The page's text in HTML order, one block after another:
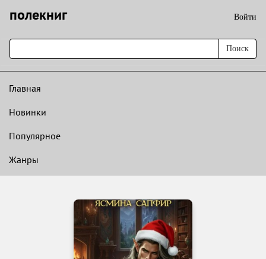
полекниг Войти
Поиск
Главная
Новинки
Популярное
Жанры